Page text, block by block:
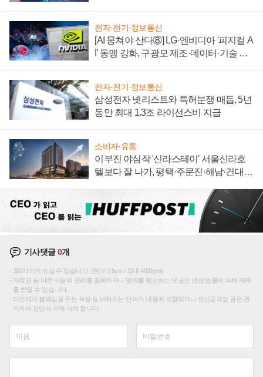
전자·전기·정보통신
[AI 뭉쳐야 산다⑧] LG·엔비디아 '피지컬 A
I' 동맹 강화, 구광모 제조·데이터·기술 결
전자·전기·정보통신
삼성전자 넷리스트와 특허분쟁 매듭, 5년
동안 최대 1.3조 라이선스비 지급
소비자·유통
이부진 야심작 '신라스테이' 서울신라호
텔보다 잘 나가, 평택·주문진·해남·건대로
기사댓글0개
200자까지 쓰실 수 있습니다. (현재 0 byte / 최대 400byte)
저작권 등 다른 사람의 권리를 침해하거나 명예를 훼손하는 댓글은 관련 법률에 의해 제재
를 받을 수 있습니다.
타인에게 불쾌감을 주는 욕설 등 비하하는 단어가 내용에 포함되거나 인신공격성 글은 관
리자의 판단에 의해 삭제 합니다.